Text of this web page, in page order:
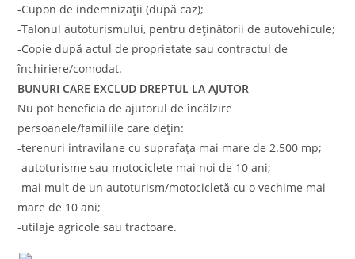
-Cupon de indemnizații (după caz);
-Talonul autoturismului, pentru deținătorii de autovehicule;
-Copie după actul de proprietate sau contractul de
închiriere/comodat.
BUNURI CARE EXCLUD DREPTUL LA AJUTOR
Nu pot beneficia de ajutorul de încălzire
persoanele/familiile care dețin:
-terenuri intravilane cu suprafața mai mare de 2.500 mp;
-autoturisme sau motociclete mai noi de 10 ani;
-mai mult de un autoturism/motocicletă cu o vechime mai
mare de 10 ani;
-utilaje agricole sau tractoare.